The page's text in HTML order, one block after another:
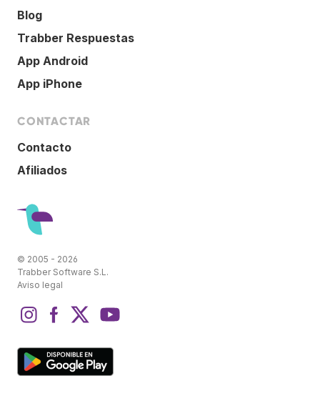
Blog
Trabber Respuestas
App Android
App iPhone
CONTACTAR
Contacto
Afiliados
© 2005 - 2026
Trabber Software S.L.
Aviso legal